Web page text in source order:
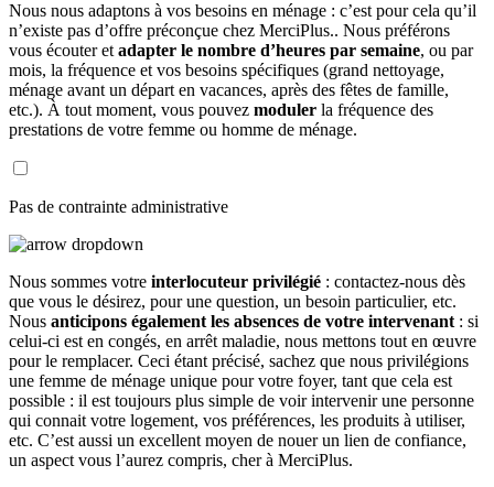
Nous nous adaptons à vos besoins en ménage : c’est pour cela qu’il
n’existe pas d’offre préconçue chez MerciPlus.. Nous préférons
vous écouter et adapter le nombre d’heures par semaine, ou par
mois, la fréquence et vos besoins spécifiques (grand nettoyage,
ménage avant un départ en vacances, après des fêtes de famille,
etc.). À tout moment, vous pouvez moduler la fréquence des
prestations de votre femme ou homme de ménage.
Pas de contrainte administrative
Nous sommes votre interlocuteur privilégié : contactez-nous dès
que vous le désirez, pour une question, un besoin particulier, etc.
Nous anticipons également les absences de votre intervenant : si
celui-ci est en congés, en arrêt maladie, nous mettons tout en œuvre
pour le remplacer. Ceci étant précisé, sachez que nous privilégions
une femme de ménage unique pour votre foyer, tant que cela est
possible : il est toujours plus simple de voir intervenir une personne
qui connait votre logement, vos préférences, les produits à utiliser,
etc. C’est aussi un excellent moyen de nouer un lien de confiance,
un aspect vous l’aurez compris, cher à MerciPlus.